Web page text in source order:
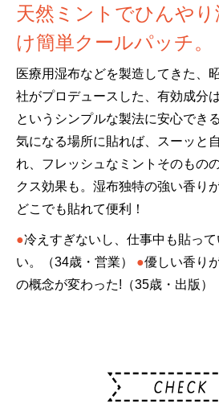
天然ミントでひんや
け簡単クールパッチ。
医療用湿布などを製造してきた、
社がプロデュースした、有効成分
というシンプルな製法に安心でき
気になる場所に貼れば、スーッと
れ、フレッシュなミントそのもの
クス効果も。湿布独特の強い香り
どこでも貼れて便利！
●冷えすぎないし、仕事中も貼っ
い。（34歳・営業）
●優しい香り
の概念が変わった!（35歳・出版）